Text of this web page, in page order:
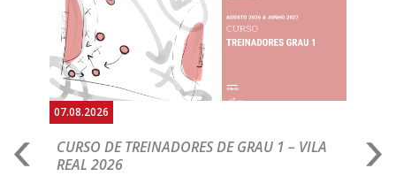
07.08.2026
CURSO DE TREINADORES DE GRAU 1 – VILA
REAL 2026
M18
NORTE